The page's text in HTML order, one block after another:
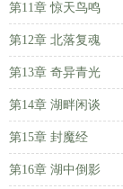
第11章 惊天鸟鸣
第12章 北落复魂
第13章 奇异青光
第14章 湖畔闲谈
第15章 封魔经
第16章 湖中倒影